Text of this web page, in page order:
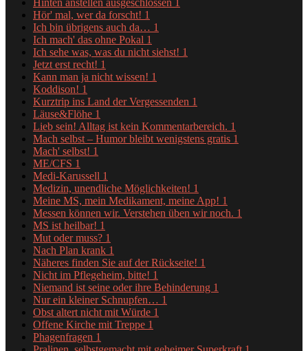
Hinten anstellen ausgeschlossen 1
Hör' mal, wer da forscht! 1
Ich bin übrigens auch da… 1
Ich mach' das ohne Pokal 1
Ich sehe was, was du nicht siehst! 1
Jetzt erst recht! 1
Kann man ja nicht wissen! 1
Koddison! 1
Kurztrip ins Land der Vergessenden 1
Läuse&Flöhe 1
Lieb sein! Alltag ist kein Kommentarbereich. 1
Mach selbst – Humor bleibt wenigstens gratis 1
Mach' selbst! 1
ME/CFS 1
Medi-Karussell 1
Medizin, unendliche Möglichkeiten! 1
Meine MS, mein Medikament, meine App! 1
Messen können wir. Verstehen üben wir noch. 1
MS ist heilbar! 1
Mut oder muss? 1
Nach Plan krank 1
Näheres finden Sie auf der Rückseite! 1
Nicht im Pflegeheim, bitte! 1
Niemand ist seine oder ihre Behinderung 1
Nur ein kleiner Schnupfen… 1
Obst altert nicht mit Würde 1
Offene Kirche mit Treppe 1
Phagenfragen 1